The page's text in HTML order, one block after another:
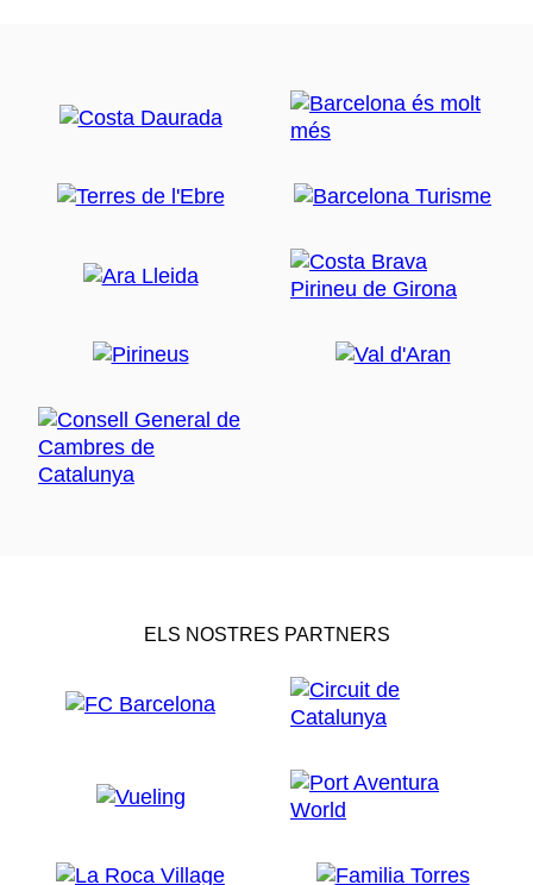
ELS NOSTRES PARTNERS